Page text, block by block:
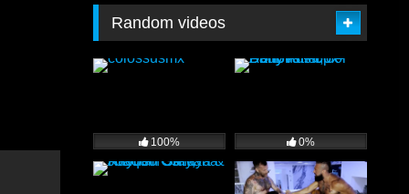
Random videos
100% 0%